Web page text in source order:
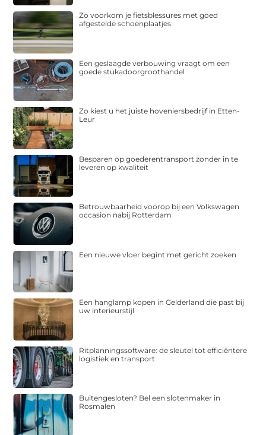
Zo voorkom je fietsblessures met goed
afgestelde schoenplaatjes
Een geslaagde verbouwing vraagt om een
goede stukadoorgroothandel
Zo kiest u het juiste hoveniersbedrijf in Etten-
Leur
Besparen op goederentransport zonder in te
leveren op kwaliteit
Betrouwbaarheid voorop bij een Volkswagen
occasion nabij Rotterdam
Een nieuwe vloer begint met gericht zoeken
Een hanglamp kopen in Gelderland die past bij
uw interieurstijl
Ritplanningssoftware: de sleutel tot efficiëntere
logistiek en transport
Buitengesloten? Bel een slotenmaker in
Rosmalen